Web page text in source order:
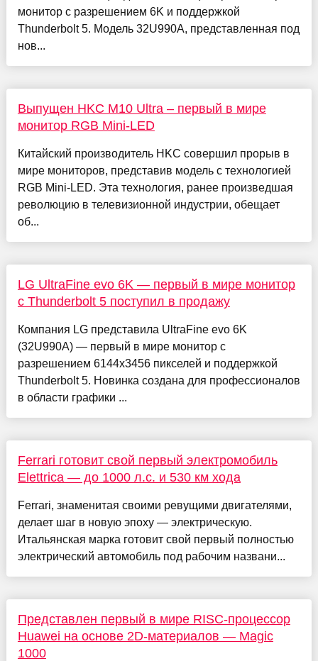
монитор с разрешением 6K и поддержкой
Thunderbolt 5. Модель 32U990A, представленная под
нов...
Выпущен HKC M10 Ultra – первый в мире
монитор RGB Mini-LED
Китайский производитель HKC совершил прорыв в
мире мониторов, представив модель с технологией
RGB Mini-LED. Эта технология, ранее произведшая
революцию в телевизионной индустрии, обещает
об...
LG UltraFine evo 6K — первый в мире монитор
с Thunderbolt 5 поступил в продажу
Компания LG представила UltraFine evo 6K
(32U990A) — первый в мире монитор с
разрешением 6144x3456 пикселей и поддержкой
Thunderbolt 5. Новинка создана для профессионалов
в области графики ...
Ferrari готовит свой первый электромобиль
Elettrica — до 1000 л.с. и 530 км хода
Ferrari, знаменитая своими ревущими двигателями,
делает шаг в новую эпоху — электрическую.
Итальянская марка готовит свой первый полностью
электрический автомобиль под рабочим названи...
Представлен первый в мире RISC-процессор
Huawei на основе 2D-материалов — Magic
1000